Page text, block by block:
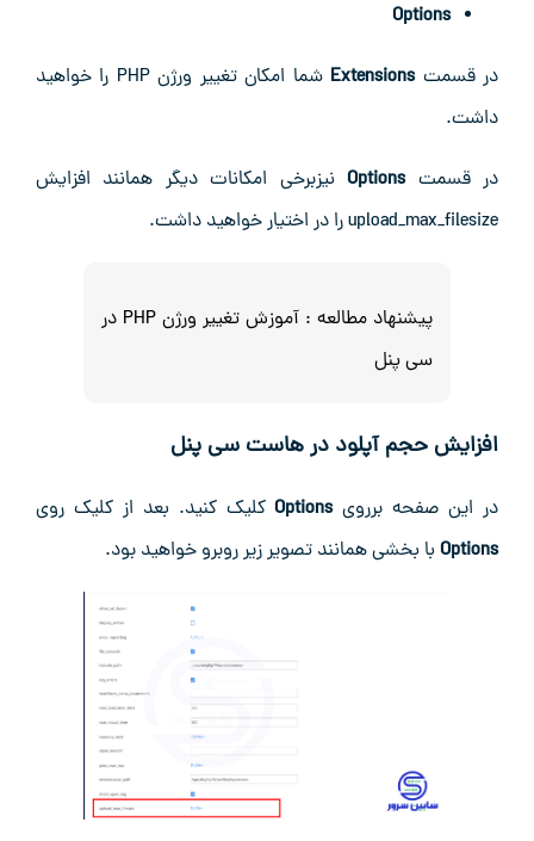
Options
در قسمتExtensions
شما امکان تغییر ورژن PHP را خواهید
داشت.
در قسمتOptionsنیزبرخی امکانات دیگر همانند افزایش
upload_max_filesize را در اختیار خواهید داشت.
پیشنهاد مطالعه :
آموزش تغییر ورژن PHP در
سی پنل
افزایش حجم آپلود در هاست سی پنل
در این صفحه بررویOptionsکلیک کنید. بعد از کلیک روی
Options با بخشی همانند تصویر زیر روبرو خواهید بود.